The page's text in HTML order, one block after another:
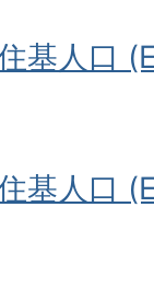
基人口
基人口